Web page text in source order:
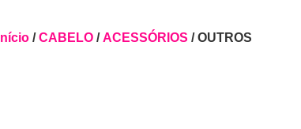
Início/CABELO/ACESSÓRIOS / OUTROS